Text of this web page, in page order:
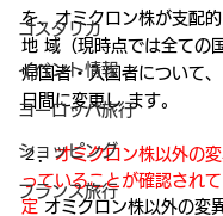
コスタリカ
イベント情報
ヨーロッパ旅行
ショッピング
フランス旅行
を、オミクロン株が支配
地 域（現時点では全ての
帰国者・入国者について
日間に変更し ます。
２．オミクロン株以外の
っていることが確認され
定 オミクロン株以外の変